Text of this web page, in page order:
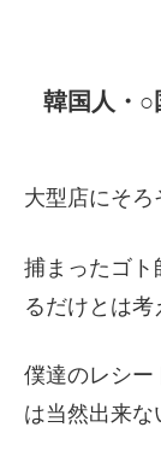
韓国人・○
大型店にそろ
捕まったゴト
るだけとは考
僕達のレシー
は当然出来な